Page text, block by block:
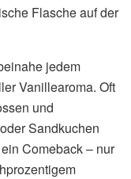
Flasche auf der
jedem
Vanillearoma. Oft
und
Sandkuchen
Comeback – nur